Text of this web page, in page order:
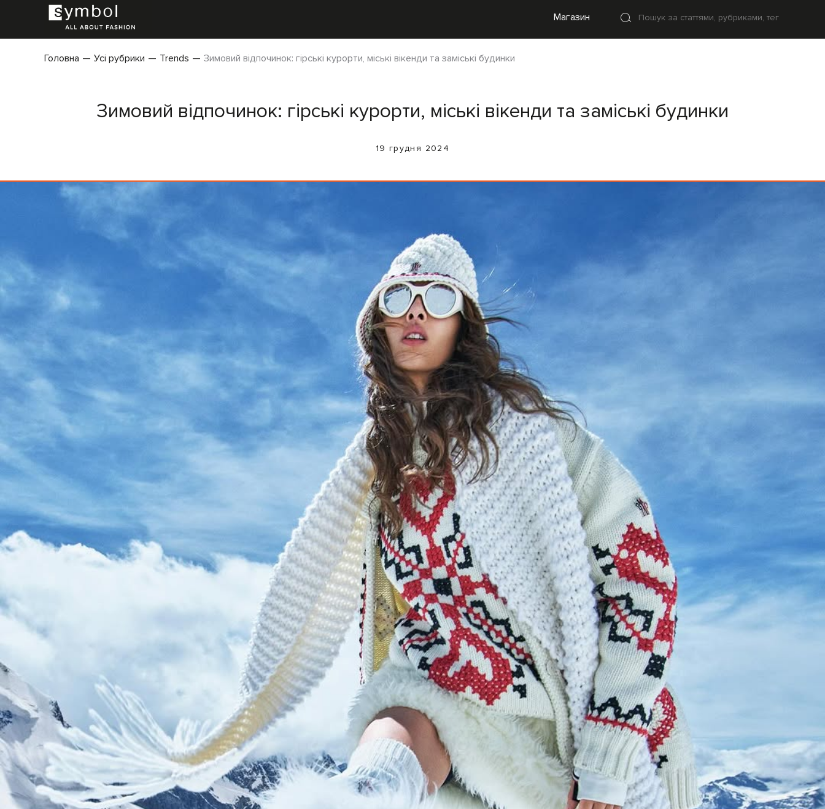
Магазин
Головна Усі рубрики Trends Зимовий відпочинок: гірські курорти, міські вікенди та заміські будинки
Зимовий відпочинок: гірські курорти, міські вікенди та заміські будинки
19 грудня 2024